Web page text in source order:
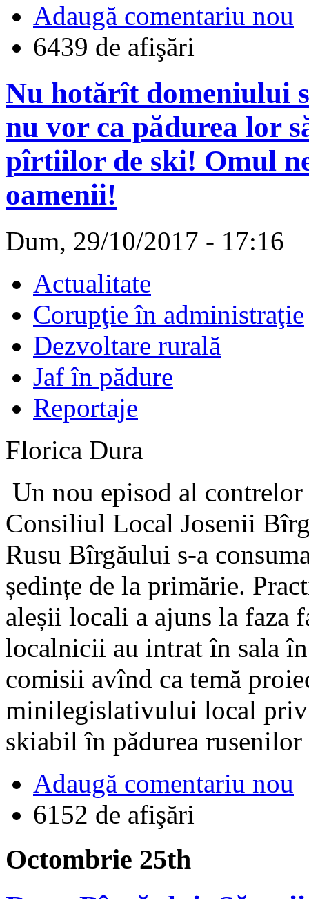
Adaugă comentariu nou
6439 de afişări
Nu hotărît domeniului
nu vor ca pădurea lor
pîrtiilor de ski! Omul
oamenii!
Dum, 29/10/2017 - 17:16
Actualitate
Corupţie în administraţie
Dezvoltare rurală
Jaf în pădure
Reportaje
Florica Dura
Un nou episod al
Consiliul Local Josenii
Rusu Bîrgăului s-a
ședințe de la primărie.
aleșii locali a ajuns la faza
localnicii au intrat în sala în
comisii avînd ca temă
minilegislativului local
skiabil în pădurea
Adaugă comentariu nou
6152 de afişări
Octombrie 25th